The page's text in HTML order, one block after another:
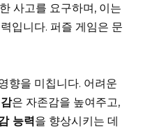
사고를 요구하며, 이는
입니다. 퍼즐 게임은 문
향을 미칩니다. 어려운
은 자존감을 높여주고,
능력을 향상시키는 데